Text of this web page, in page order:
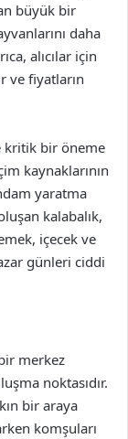
büyük bir
daha
alıcılar için
ve fiyatların
kritik bir öneme
kaynaklarının
yaratma
kalabalık,
içecek ve
günleri ciddi
merkez
noktasıdır.
bir araya
komşuları